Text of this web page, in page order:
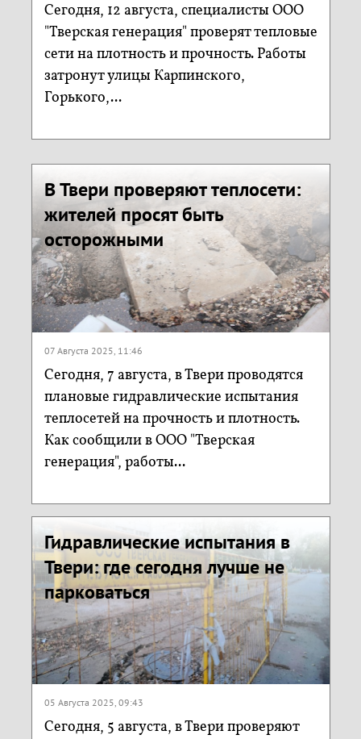
Сегодня, 12 августа, специалисты ООО
"Тверская генерация" проверят тепловые
сети на плотность и прочность. Работы
затронут улицы Карпинского,
Горького,...
В Твери проверяют теплосети:
жителей просят быть
осторожными
07 Августа 2025, 11:46
Сегодня, 7 августа, в Твери проводятся
плановые гидравлические испытания
теплосетей на прочность и плотность.
Как сообщили в ООО "Тверская
генерация", работы...
Гидравлические испытания в
Твери: где сегодня лучше не
парковаться
05 Августа 2025, 09:43
Сегодня, 5 августа, в Твери проверяют